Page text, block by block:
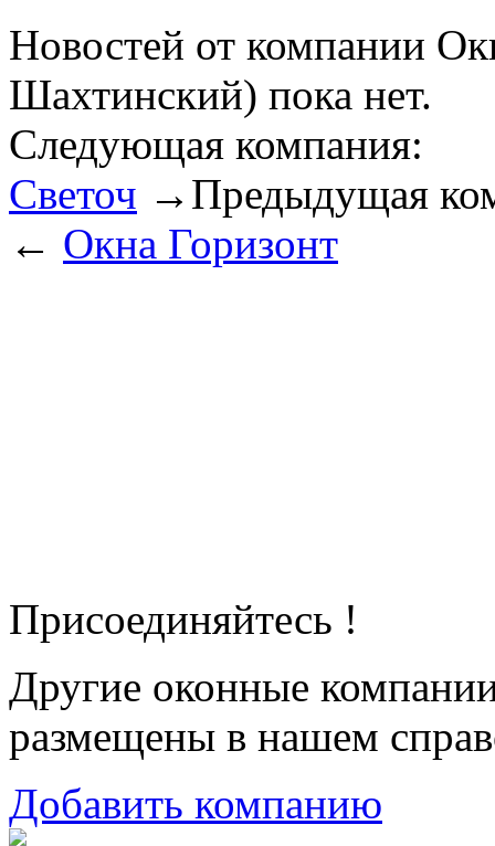
Новостей от компании
Шахтинский) пока нет.
Следующая компания:
Светоч → Предыдущая
← Окна Горизонт
Присоединяйтесь !
Другие оконные
размещены в нашем
Добавить компанию